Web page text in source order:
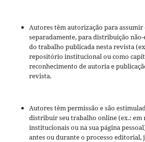
Autores têm autorização para
separadamente, para distribuição
do trabalho publicada nesta revista
repositório institucional ou como
reconhecimento de autoria e
revista.
Autores têm permissão e são
distribuir seu trabalho online (ex.: em
institucionais ou na sua página
antes ou durante o processo editorial,